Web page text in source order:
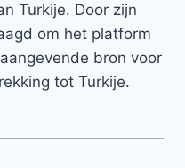
Turkije. Door zijn
om het platform
bron voor
tot Turkije.